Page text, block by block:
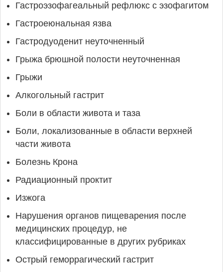
Гастроэзофагеальный рефлюкс с эзофагитом
Гастроеюнальная язва
Гастродуоденит неуточненный
Грыжа брюшной полости неуточненная
Грыжи
Алкогольный гастрит
Боли в области живота и таза
Боли, локализованные в области верхней
части живота
Болезнь Крона
Радиационный проктит
Изжога
Нарушения органов пищеварения после
медицинских процедур, не
классифицированные в других рубриках
Острый геморрагический гастрит